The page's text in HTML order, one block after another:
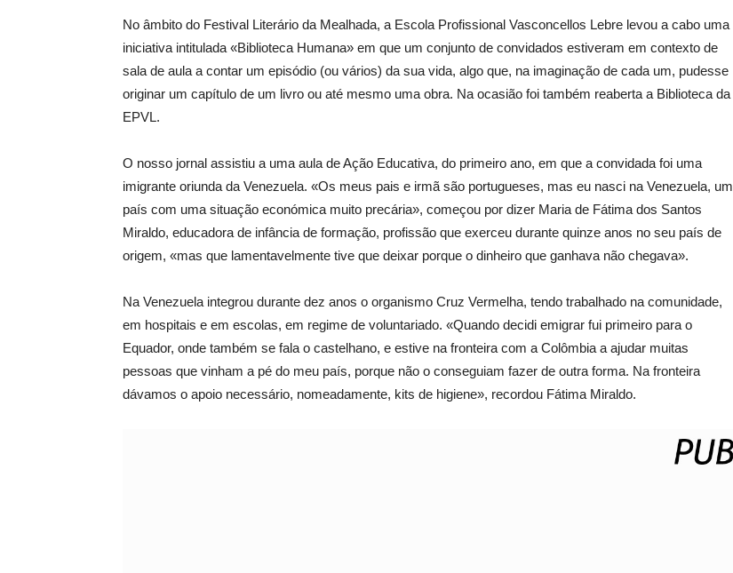
No âmbito do Festival Literário da Mealhada, a Escola Profissional Vasconcellos Lebre levou a cabo uma
iniciativa intitulada «Biblioteca Humana» em que um conjunto de convidados estiveram em contexto de
sala de aula a contar um episódio (ou vários) da sua vida, algo que, na imaginação de cada um, pudesse
originar um capítulo de um livro ou até mesmo uma obra. Na ocasião foi também reaberta a Biblioteca da
EPVL.
O nosso jornal assistiu a uma aula de Ação Educativa, do primeiro ano, em que a convidada foi uma
imigrante oriunda da Venezuela. «Os meus pais e irmã são portugueses, mas eu nasci na Venezuela, um
país com uma situação económica muito precária», começou por dizer Maria de Fátima dos Santos
Miraldo, educadora de infância de formação, profissão que exerceu durante quinze anos no seu país de
origem, «mas que lamentavelmente tive que deixar porque o dinheiro que ganhava não chegava».
Na Venezuela integrou durante dez anos o organismo Cruz Vermelha, tendo trabalhado na comunidade,
em hospitais e em escolas, em regime de voluntariado. «Quando decidi emigrar fui primeiro para o
Equador, onde também se fala o castelhano, e estive na fronteira com a Colômbia a ajudar muitas
pessoas que vinham a pé do meu país, porque não o conseguiam fazer de outra forma. Na fronteira
dávamos o apoio necessário, nomeadamente, kits de higiene», recordou Fátima Miraldo.